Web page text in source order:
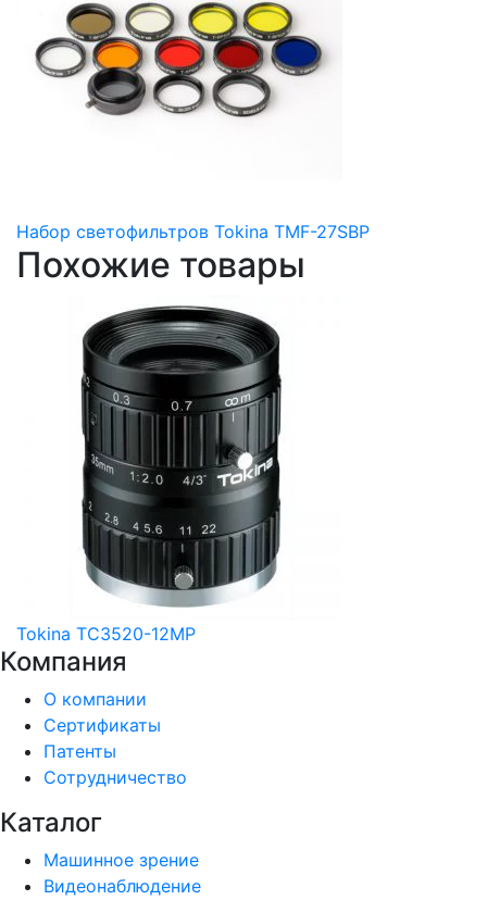
Набор светофильтров Tokina TMF-27SBP
Похожие товары
Tokina TC3520-12MP
Компания
О компании
Сертификаты
Патенты
Сотрудничество
Каталог
Машинное зрение
Видеонаблюдение